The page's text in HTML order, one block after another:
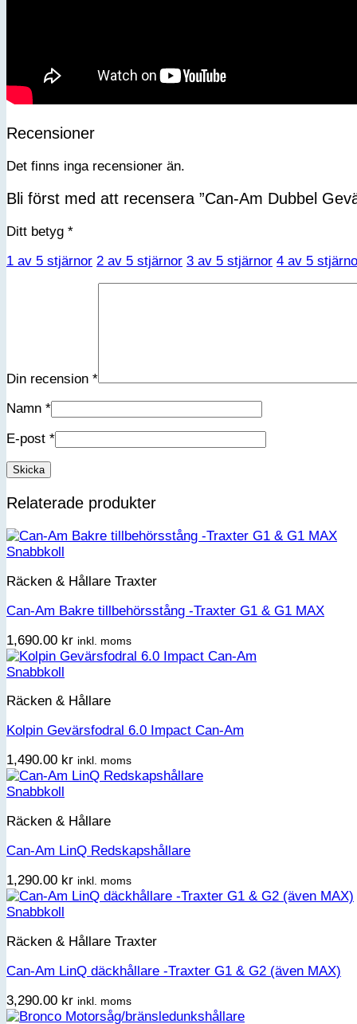
Jag accepterar integritetspolicyn
Recensioner
Det finns inga recensioner än.
Bli först med att recensera ”Can-Am Dubbel
Ditt betyg *
1 av 5 stjärnor 2 av 5 stjärnor 3 av 5 stjärnor 4 av 5
Din recension *
Namn *
E-post *
Relaterade produkter
Snabbkoll
Räcken & Hållare Traxter
Can-Am Bakre tillbehörsstång -Traxter G1 & G1 MAX
1,690.00 kr inkl. moms
Snabbkoll
Räcken & Hållare
Kolpin Gevärsfodral 6.0 Impact Can-Am
1,490.00 kr inkl. moms
Snabbkoll
Räcken & Hållare
Can-Am LinQ Redskapshållare
1,290.00 kr inkl. moms
Snabbkoll
Räcken & Hållare Traxter
Can-Am LinQ däckhållare -Traxter G1 & G2 (även MAX)
3,290.00 kr inkl. moms